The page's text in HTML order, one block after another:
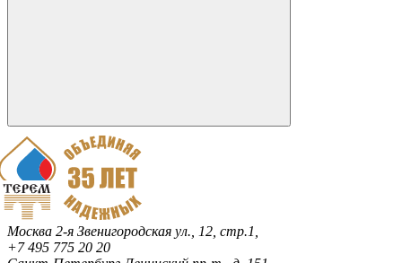
Москва 2-я Звенигородская ул., 12, стр.1,
+7 495 775 20 20